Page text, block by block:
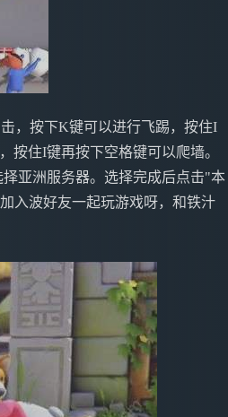
，按下K键可以进行飞踢，按住I
按住I键再按下空格键可以爬墙。
亚洲服务器。选择完成后点击"本
入波好友一起玩游戏呀，和铁汁